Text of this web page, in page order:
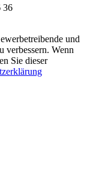
36
und
verbessern. Wenn
Sie dieser